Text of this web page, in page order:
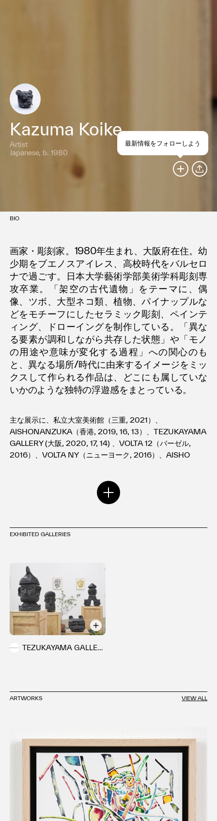
Kazuma Koike
Artist
Japanese, b. 1980
最新情報をフォローしよう
BIO
画家・彫刻家。1980年生まれ、大阪府在住。幼
少期をブエノスアイレス、高校時代をバルセロ
ナで過ごす。日本大学藝術学部美術学科彫刻専
攻卒業。「架空の古代遺物」をテーマに、偶
像、ツボ、大型ネコ類、植物、パイナップルな
どをモチーフにしたセラミック彫刻、ペインテ
ィング、ドローイングを制作している。「異な
る要素が調和しながら共存した状態」や「モノ
の用途や意味が変化する過程」への関心のも
と、異なる場所/時代に由来するイメージをミッ
クスして作られる作品は、どこにも属していな
いかのような独特の浮遊感をまとっている。
主な展示に、私立大室美術館（三重, 2021）、
AISHONANZUKA（香港, 2019, 16, 13）、TEZUKAYAMA
GALLERY (大阪, 2020, 17, 14) 、VOLTA 12（バーゼル,
2016）、VOLTA NY（ニューヨーク, 2016）、AISHO
2021 ｢小池一馬展｣ |私立大室美術館 三重
2019 ｢Solo Show｣ | AISHONANZUKA 香港
2017 ｢Buddha Blues｣ | TEZUKAYAMA
GALLERY
2016 ｢In a Thicket｣ | A&D Gallery 東京
VOLTA 12 | MARKTHALLE バーゼル
VOLTA NY | Pier 90 ニューヨーク
2014 ｢Neutral Palm Square｣ | TEZUKAYAMA
｢Float｣ | AISHO MIURA ARTS 東京
東京
｢反復と変容: 前半｣ | AISHO MIURA ARTS 東
2010 ｢The Quest｣ | AISHO MIURA ARTS 東京
｢瞬き｣ | hpgrp GALLERY TOKYO 東京
2009 ｢Trance｣ | AISHO MIURA ARTS 東京
EXHIBITED GALLERIES
TEZUKAYAMA GALLERY
ARTWORKS VIEW ALL